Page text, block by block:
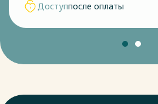
Доступпосле оплаты